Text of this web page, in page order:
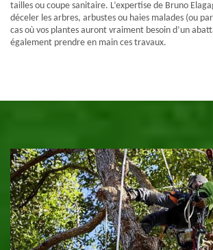
tailles ou coupe sanitaire. L’expertise de Bruno
déceler les arbres, arbustes ou haies malades (ou
cas où vos plantes auront vraiment besoin d’un
également prendre en main ces travaux.